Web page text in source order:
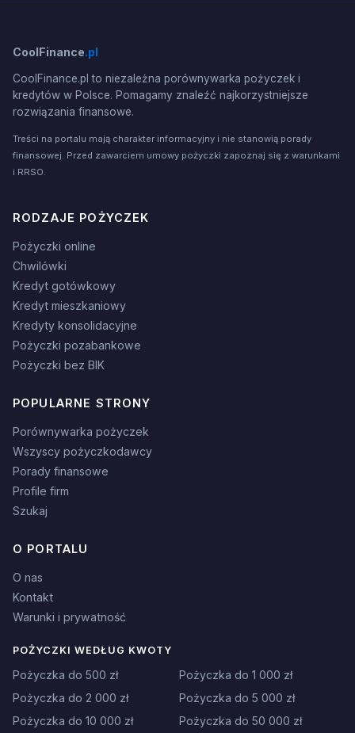
CoolFinance.pl
CoolFinance.pl to niezależna porównywarka pożyczek i
kredytów w Polsce. Pomagamy znaleźć najkorzystniejsze
rozwiązania finansowe.
Treści na portalu mają charakter informacyjny i nie stanowią porady
finansowej. Przed zawarciem umowy pożyczki zapoznaj się z warunkami
i RRSO.
RODZAJE POŻYCZEK
Pożyczki online
Chwilówki
Kredyt gotówkowy
Kredyt mieszkaniowy
Kredyty konsolidacyjne
Pożyczki pozabankowe
Pożyczki bez BIK
POPULARNE STRONY
Porównywarka pożyczek
Wszyscy pożyczkodawcy
Porady finansowe
Profile firm
Szukaj
O PORTALU
O nas
Kontakt
Warunki i prywatność
POŻYCZKI WEDŁUG KWOTY
Pożyczka do 500 zł
Pożyczka do 1 000 zł
Pożyczka do 2 000 zł
Pożyczka do 5 000 zł
Pożyczka do 10 000 zł
Pożyczka do 50 000 zł